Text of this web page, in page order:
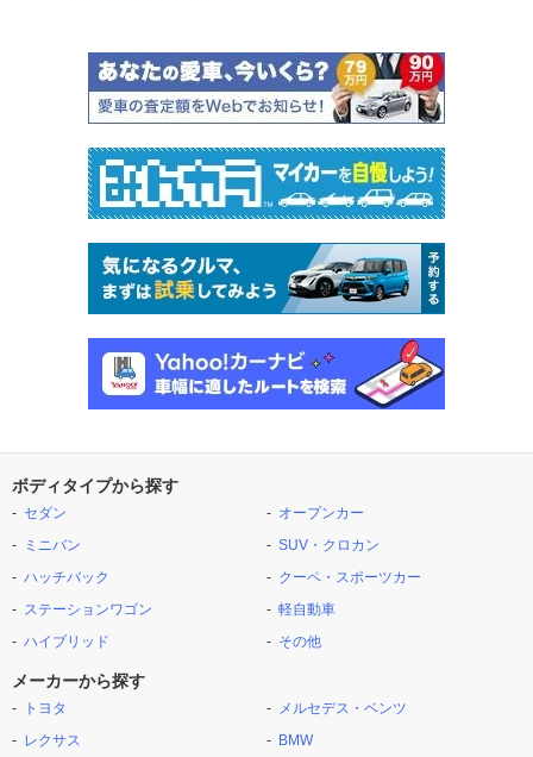
ボディタイプから探す
セダン
ミニバン
ハッチバック
ステーションワゴン
ハイブリッド
オープンカー
SUV・クロカン
クーペ・スポーツカー
軽自動車
その他
メーカーから探す
トヨタ
レクサス
メルセデス・ベンツ
BMW